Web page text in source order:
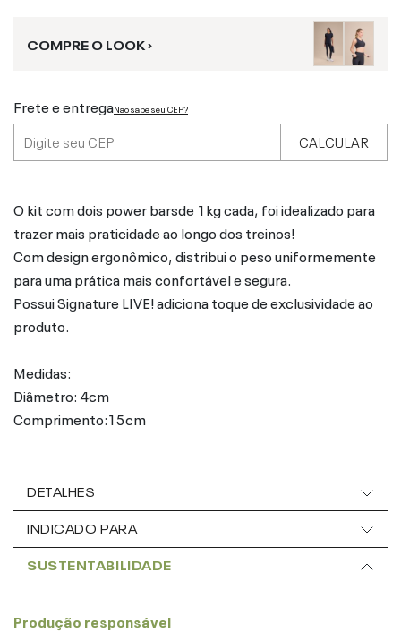
COMPRE O LOOK ›
Frete e entregaNão sabe seu CEP?
CALCULAR
O kit com dois power barsde 1kg cada, foi idealizado para
trazer mais praticidade ao longo dos treinos!
Com design ergonômico, distribui o peso uniformemente
para uma prática mais confortável e segura.
Possui Signature LIVE! adiciona toque de exclusividade ao
produto.
Medidas:
Diâmetro: 4cm
Comprimento:15cm
DETALHES
INDICADO PARA
SUSTENTABILIDADE
Produção responsável